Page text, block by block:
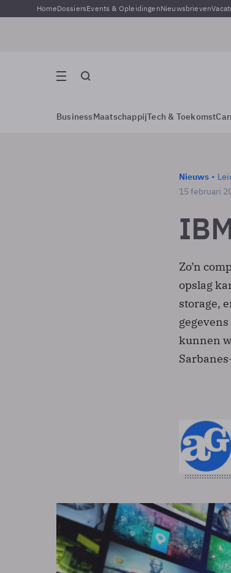
HomeDossiersEvents & OpleidingenNieuwsbrieven
BusinessMaatschappijTech & Toekomst
Nieuws
15 februari
Zo’n
opslag
storage,
kunnen